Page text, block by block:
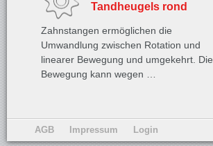
Tandheugels rond
Zahnstangen ermöglichen die
Umwandlung zwischen Rotation und
linearer Bewegung und umgekehrt. Die
Bewegung kann wegen …
AGB Impressum Login